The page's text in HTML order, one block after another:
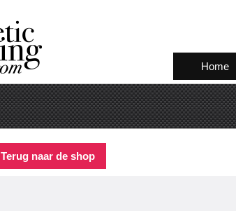
Home
Terug naar de shop